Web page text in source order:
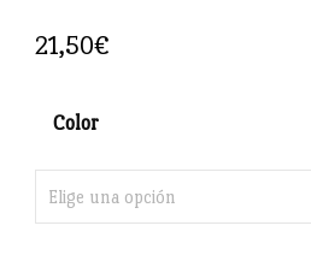
21,50€
Color